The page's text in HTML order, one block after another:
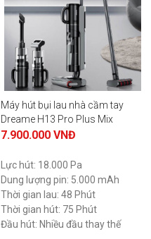
Máy hút bụi lau nhà cầm tay
Dreame H13 Pro Plus Mix
7.900.000 VNĐ
Lực hút: 18.000 Pa
Dung lượng pin: 5.000 mAh
Thời gian lau: 48 Phút
Thời gian hút: 75 Phút
Đầu hút: Nhiều đầu thay thế